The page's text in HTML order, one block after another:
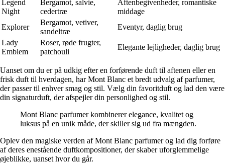
Legend
Night
Bergamot, salvie,
cedertræ
Aftenbegivenheder, romantiske
middage
Explorer
Bergamot, vetiver,
sandeltræ
Eventyr, daglig brug
Lady
Emblem
Roser, røde frugter,
patchouli
Elegante lejligheder, daglig brug
Uanset om du er på udkig efter en forførende duft til aftenen eller en
frisk duft til hverdagen, har Mont Blanc et bredt udvalg af parfumer,
der passer til enhver smag og stil. Vælg din favoritduft og lad den være
din signaturduft, der afspejler din personlighed og stil.
Mont Blanc parfumer kombinerer elegance, kvalitet og
luksus på en unik måde, der skiller sig ud fra mængden.
Oplev den magiske verden af Mont Blanc parfumer og lad dig forføre
af deres enestående duftkompositioner, der skaber uforglemmelige
øjeblikke, uanset hvor du går.